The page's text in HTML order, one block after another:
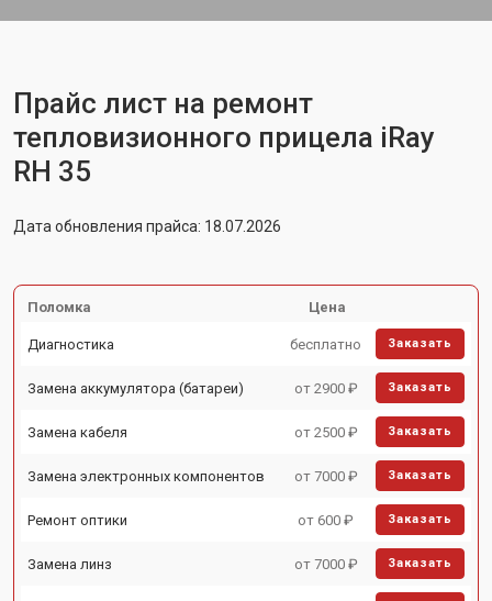
Прайс лист на ремонт
тепловизионного прицела iRay
RH 35
Дата обновления прайса: 18.07.2026
Поломка Цена
Диагностика бесплатно Заказать
Замена аккумулятора (батареи) от 2900 ₽ Заказать
Замена кабеля от 2500 ₽ Заказать
Замена электронных компонентов от 7000 ₽ Заказать
Ремонт оптики от 600 ₽ Заказать
Замена линз от 7000 ₽ Заказать